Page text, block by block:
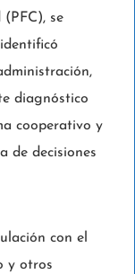
se
diagnóstico
cooperativo y
de decisiones
con el
y otros